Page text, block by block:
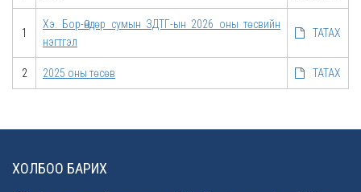
1
Хэ. Бор-Өндөр сумын ЗДТГ-ын 2026 оны төсвийн
нэгтгэл
ТАТАХ
2 2025 оны төсөв ТАТАХ
ХОЛБОО БАРИХ